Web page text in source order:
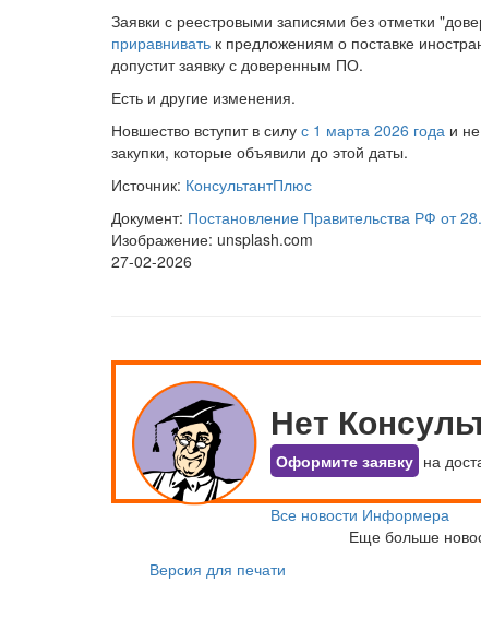
Заявки с реестровыми записями без отметки
приравнивать к предложениям о поставке
допустит заявку с доверенным ПО.
Есть и другие изменения.
Новшество вступит в силу с 1 марта 2026 года и
закупки, которые объявили до этой даты.
Источник: КонсультантПлюс
Документ: Постановление Правительства РФ от
Изображение: unsplash.com
27-02-2026
Нет
Оформите заявку на
Все новости Информера
Еще больше
Версия для печати